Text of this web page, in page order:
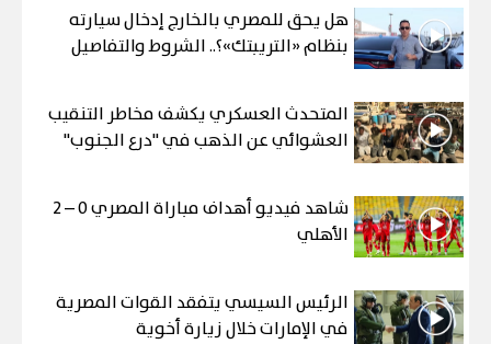
هل يحق للمصري بالخارج إدخال سيارته
بنظام «التريبتك»؟.. الشروط والتفاصيل
المتحدث العسكري يكشف مخاطر التنقيب
العشوائي عن الذهب في "درع الجنوب"
شاهد فيديو أهداف مباراة المصري 0 – 2
الأهلي
الرئيس السيسي يتفقد القوات المصرية
في الإمارات خلال زيارة أخوية